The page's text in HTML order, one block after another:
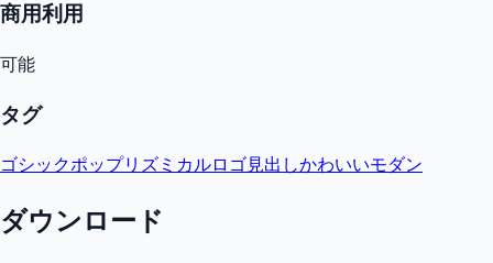
商用利用
可能
タグ
ゴシックポップリズミカルロゴ見出しかわいいモダン
ダウンロード